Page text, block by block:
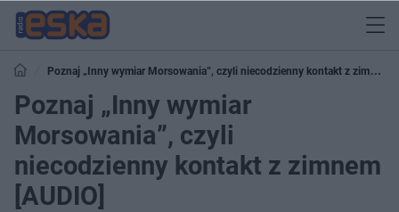
Poznaj „Inny wymiar Morsowania”, czyli niecodzienny kontakt z zimnem
[AUDIO]
Poznaj „Inny wymiar
Morsowania”, czyli
niecodzienny kontakt z zimnem
[AUDIO]